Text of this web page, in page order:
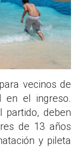
vecinos de
en el ingreso.
partido, deben
de 13 años
y pileta